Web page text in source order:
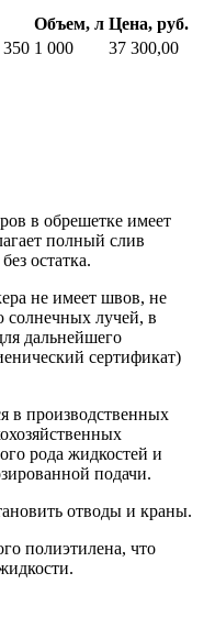
Объем, л Цена, руб.
1 000
37 300,00
в обрешетке имеет
полный слив
остатка.
не имеет швов, не
солнечных лучей, в
дальнейшего
сертификат)
в производственных
рода жидкостей и
подачи.
отводы и краны.
полиэтилена, что